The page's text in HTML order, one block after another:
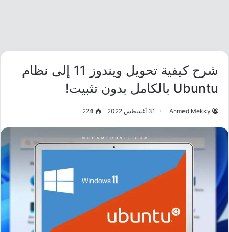
شرح كيفية تحويل ويندوز 11 إلى نظام
Ubuntu بالكامل بدون تثبيت!
Ahmed Mekky 31 أغسطس 2022 224